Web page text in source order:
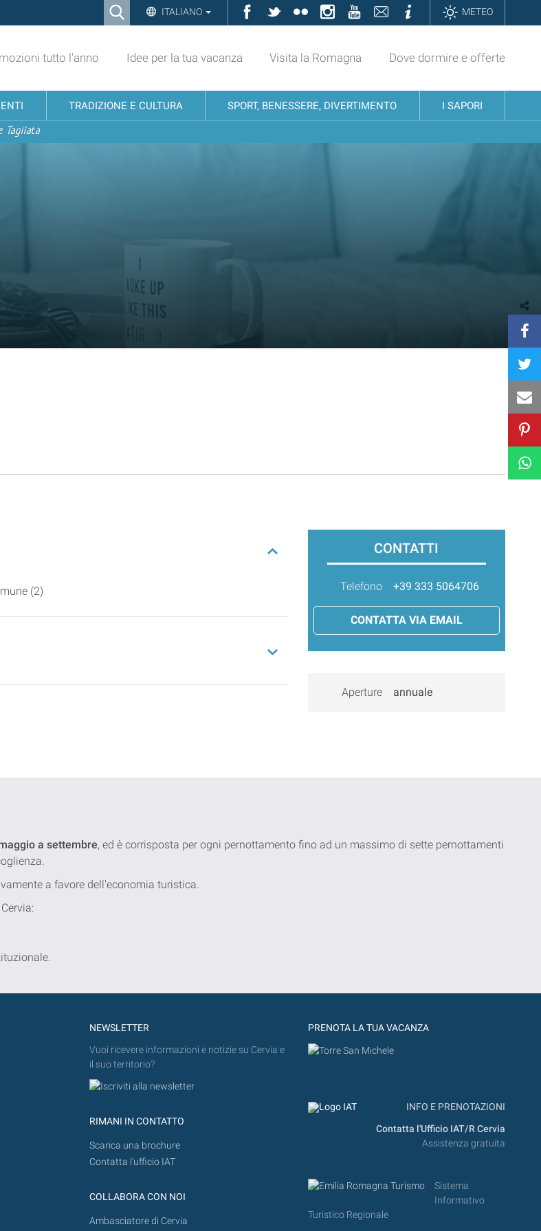
Ricerca ITALIANO Facebook
TwitterFlickrInstagramYouTubeContattiInformazioniMETEO
tutto l'anno Idee per la tua vacanza Visita la Romagna Dove dormire e offerte
TRADIZIONE E CULTURA SPORT, BENESSERE, DIVERTIMENTO I SAPORI
Tagliata
(2)
CONTATTI
Telefono +39 333 5064706
CONTATTA VIA EMAIL
Aperture annuale
a settembre, ed è corrisposta per ogni pernottamento fino ad un massimo di sette pernottamenti
a favore dell'economia turistica.
NEWSLETTER
Vuoi ricevere informazioni e notizie su Cervia e
il suo territorio?
RIMANI IN CONTATTO
Scarica una brochure
Contatta l'ufficio IAT
COLLABORA CON NOI
Ambasciatore di Cervia
PRENOTA LA TUA VACANZA
INFO E PRENOTAZIONI
Contatta l'Ufficio IAT/R Cervia
Assistenza gratuita
Sistema
Informativo
Turistico Regionale